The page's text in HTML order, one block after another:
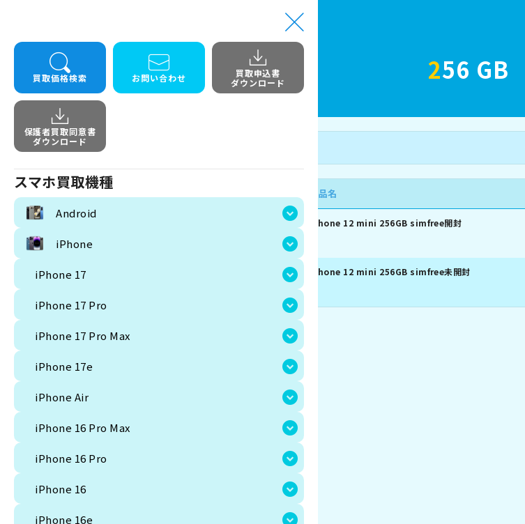
買取価格検索 お問い合わせ
買取申込書
ダウンロード
保護者買取同意書
ダウンロード
スマホ買取機種
Android
iPhone
iPhone 17
iPhone 17 Pro
iPhone 17 Pro Max
iPhone 17e
iPhone Air
iPhone 16 Pro Max
iPhone 16 Pro
iPhone 16
iPhone 16e
256 GB
スマホ買取機種
Android
iPhone
iPhone 17
iPhone 17 Pro
iPhone 17 Pro Max
iPhone 17e
iPhone Air
iPhone 16 Pro Max
iPhone 16 Pro
iPhone 16
iPhone 16e
iPhone16 Plus
商品名
iPhone 12 mini 256GB simfree開封
iPhone 12 mini 256GB simfree未開封